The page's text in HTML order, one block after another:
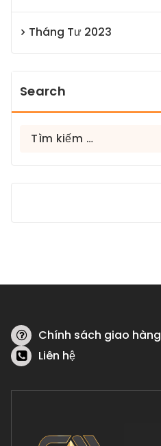
Tháng Tư 2023
Search
Tìm
Chính sách giao hàng
Liên hệ